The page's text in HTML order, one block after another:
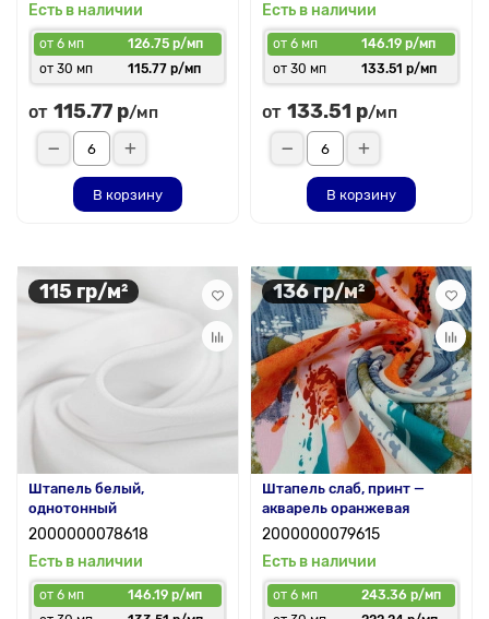
Есть в наличии
от 6 мп
126.75 р/мп
от 30 мп
115.77 р/мп
от 115.77 р/мп
В корзину
Есть в наличии
от 6 мп
146.19 р/мп
от 30 мп
133.51 р/мп
от 133.51 р/мп
В корзину
115 гр/м²
Штапель белый,
однотонный
2000000078618
Есть в наличии
от 6 мп
146.19 р/мп
136 гр/м²
Штапель слаб, принт —
акварель оранжевая
2000000079615
Есть в наличии
от 6 мп
243.36 р/мп